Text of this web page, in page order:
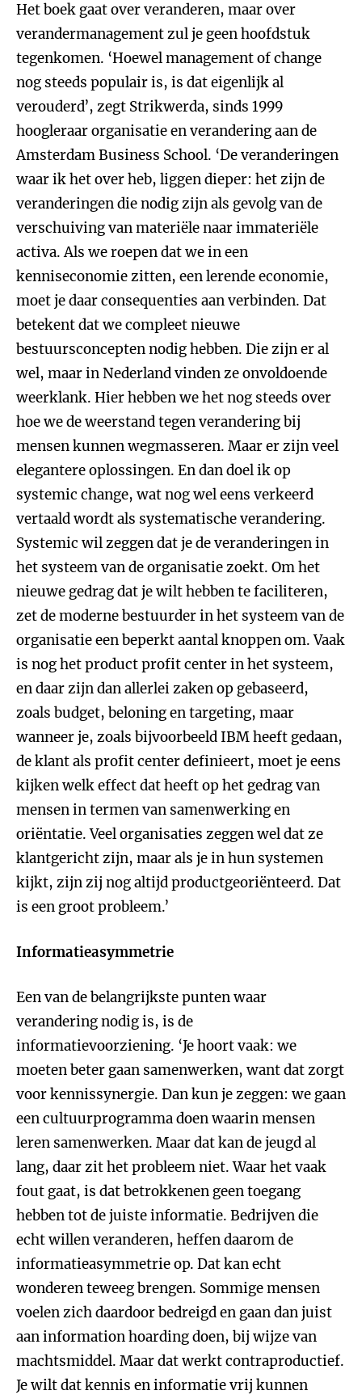
Het boek gaat over veranderen, maar over
verandermanagement zul je geen hoofdstuk
tegenkomen. ‘Hoewel management of change
nog steeds populair is, is dat eigenlijk al
verouderd’, zegt Strikwerda, sinds 1999
hoogleraar organisatie en verandering aan de
Amsterdam Business School. ‘De veranderingen
waar ik het over heb, liggen dieper: het zijn de
veranderingen die nodig zijn als gevolg van de
verschuiving van materiële naar immateriële
activa. Als we roepen dat we in een
kenniseconomie zitten, een lerende economie,
moet je daar consequenties aan verbinden. Dat
betekent dat we compleet nieuwe
bestuursconcepten nodig hebben. Die zijn er al
wel, maar in Nederland vinden ze onvoldoende
weerklank. Hier hebben we het nog steeds over
hoe we de weerstand tegen verandering bij
mensen kunnen wegmasseren. Maar er zijn veel
elegantere oplossingen. En dan doel ik op
systemic change, wat nog wel eens verkeerd
vertaald wordt als systematische verandering.
Systemic wil zeggen dat je de veranderingen in
het systeem van de organisatie zoekt. Om het
nieuwe gedrag dat je wilt hebben te faciliteren,
zet de moderne bestuurder in het systeem van de
organisatie een beperkt aantal knoppen om. Vaak
is nog het product profit center in het systeem,
en daar zijn dan allerlei zaken op gebaseerd,
zoals budget, beloning en targeting, maar
wanneer je, zoals bijvoorbeeld IBM heeft gedaan,
de klant als profit center definieert, moet je eens
kijken welk effect dat heeft op het gedrag van
mensen in termen van samenwerking en
oriëntatie. Veel organisaties zeggen wel dat ze
klantgericht zijn, maar als je in hun systemen
kijkt, zijn zij nog altijd productgeoriënteerd. Dat
is een groot probleem.’
Informatieasymmetrie
Een van de belangrijkste punten waar
verandering nodig is, is de
informatievoorziening. ‘Je hoort vaak: we
moeten beter gaan samenwerken, want dat zorgt
voor kennissynergie. Dan kun je zeggen: we gaan
een cultuurprogramma doen waarin mensen
leren samenwerken. Maar dat kan de jeugd al
lang, daar zit het probleem niet. Waar het vaak
fout gaat, is dat betrokkenen geen toegang
hebben tot de juiste informatie. Bedrijven die
echt willen veranderen, heffen daarom de
informatieasymmetrie op. Dat kan echt
wonderen teweeg brengen. Sommige mensen
voelen zich daardoor bedreigd en gaan dan juist
aan information hoarding doen, bij wijze van
machtsmiddel. Maar dat werkt contraproductief.
Je wilt dat kennis en informatie vrij kunnen